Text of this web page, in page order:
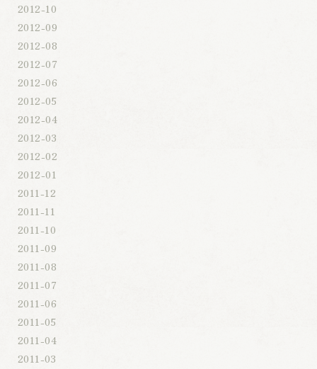
2012-10
2012-09
2012-08
2012-07
2012-06
2012-05
2012-04
2012-03
2012-02
2012-01
2011-12
2011-11
2011-10
2011-09
2011-08
2011-07
2011-06
2011-05
2011-04
2011-03